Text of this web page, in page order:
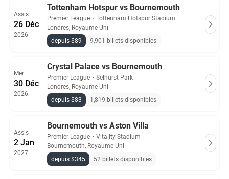
Assis
26 Déc
2026
Tottenham Hotspur vs Bournemouth
Premier League ・ Tottenham Hotspur Stadium
Londres, Royaume-Uni
depuis $89
9,901 billets disponibles
Mer
30 Déc
2026
Crystal Palace vs Bournemouth
Premier League ・ Selhurst Park
Londres, Royaume-Uni
depuis $83
1,819 billets disponibles
Assis
2 Jan
2027
Bournemouth vs Aston Villa
Premier League ・ Vitality Stadium
Bournemouth, Royaume-Uni
depuis $345
52 billets disponibles